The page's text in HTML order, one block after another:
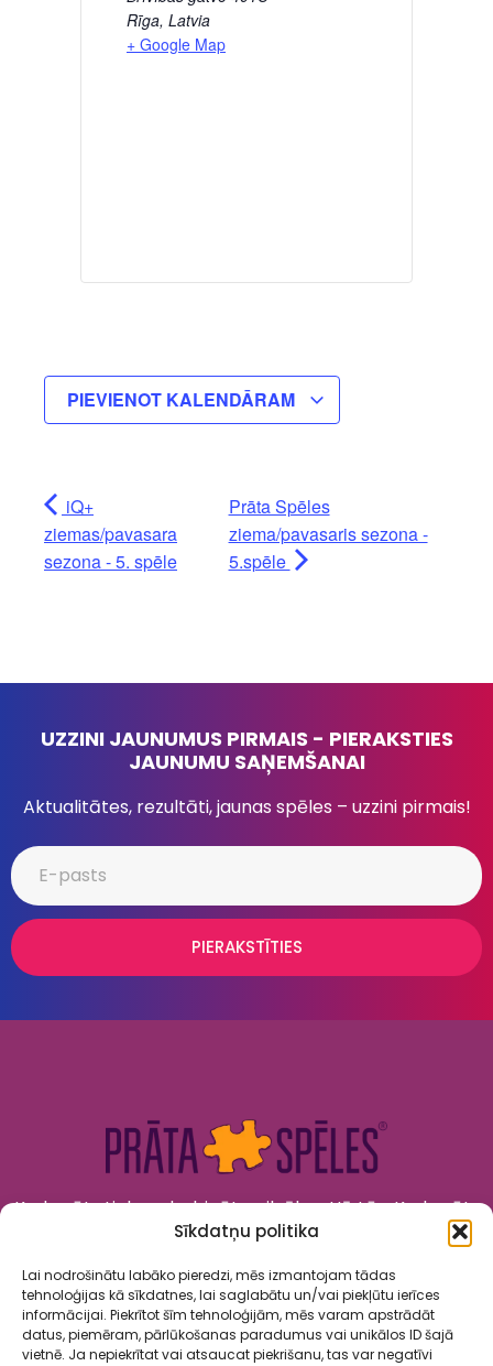
Sīkdatņu politika
Lai nodrošinātu labāko pieredzi, mēs izmantojam tādas
tehnoloģijas kā sīkdatnes, lai saglabātu un/vai piekļūtu ierīces
informācijai. Piekrītot šīm tehnoloģijām, mēs varam apstrādāt
datus, piemēram, pārlūkošanas paradumus vai unikālos ID šajā
vietnē. Ja nepiekrītat vai atsaucat piekrišanu, tas var negatīvi
Rīga, Latvia
+ Google Map
PIEVIENOT KALENDĀRAM
iQ+
ziemas/pavasara
sezona - 5. spēle
Prāta Spēles
ziema/pavasaris sezona -
5.spēle
UZZINI JAUNUMUS PIRMAIS - PIERAKSTIES
JAUNUMU SAŅEMŠANAI
Aktualitātes, rezultāti, jaunas spēles – uzzini pirmais!
PIERAKSTĪTIES
Kad prāts tiek nodarbināts, cilvēks attīstās. Kad prāts
tiek izklaidēts, cilvēks jūtas priecīgs un laimīgs. “Prāta